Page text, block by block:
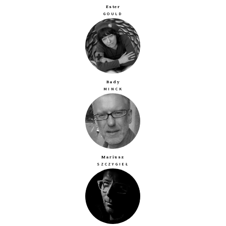
Ester
GOULD
Bady
MINCK
Mariusz
SZCZYGIEŁ